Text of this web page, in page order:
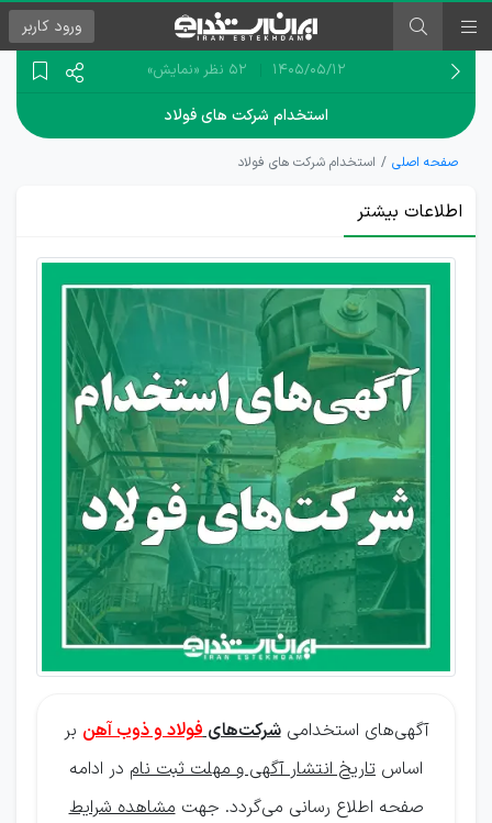
ورود کاربر
۱۴۰۵/۰۵/۱۲ 52 نظر «نمایش»
استخدام شرکت های فولاد
صفحه اصلی استخدام شرکت های فولاد
اطلاعات بیشتر
استخدامی
فولاد و
ذوب آهن
(سراسر
کشور)
آگهی‌های استخدامیشرکت‌هایفولاد و ذوب آهن بر
اساس تاریخ انتشار آگهی و مهلت ثبت نام در ادامه
صفحه اطلاع رسانی می‌گردد. جهتمشاهده شرایط